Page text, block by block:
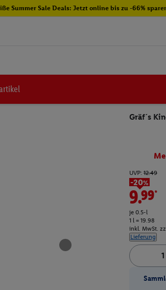
Summer Sale Deals: Jetzt online bis zu -66%
Gräf´s
UVP: 12.49
-20%
9.99*
je 0.5-l
1 l = 19.98
inkl. MwSt.
Lieferung